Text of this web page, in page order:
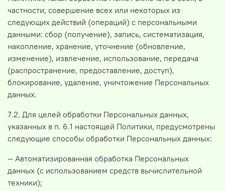
частности, совершение всех или некоторых из
следующих действий (операций) с персональными
данными: сбор (получение), запись, систематизация,
накопление, хранение, уточнение (обновление,
изменение), извлечение, использование, передача
(распространение, предоставление, доступ),
блокирование, удаление, уничтожение Персональных
данных.
7.2. Для целей обработки Персональных данных,
указанных в п. 6.1 настоящей Политики, предусмотрены
следующие способы обработки Персональных данных:
— Автоматизированная обработка Персональных
данных (с использованием средств вычислительной
техники);